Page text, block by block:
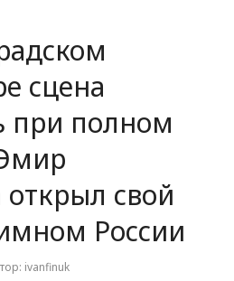
сцена
при полном
открыл свой
России
ivanfinuk